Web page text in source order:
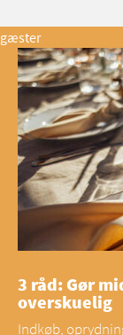
gæster
3 råd: Gør
overskuelig
Indkøb,